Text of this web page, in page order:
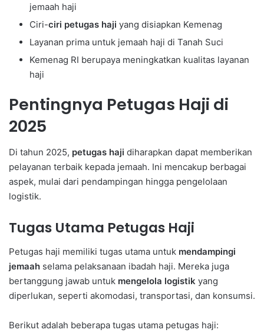
jemaah haji
Ciri-ciri petugas haji yang disiapkan Kemenag
Layanan prima untuk jemaah haji di Tanah Suci
Kemenag RI berupaya meningkatkan kualitas layanan
haji
Pentingnya Petugas Haji di
2025
Di tahun 2025, petugas haji diharapkan dapat memberikan
pelayanan terbaik kepada jemaah. Ini mencakup berbagai
aspek, mulai dari pendampingan hingga pengelolaan
logistik.
Tugas Utama Petugas Haji
Petugas haji memiliki tugas utama untuk mendampingi
jemaah selama pelaksanaan ibadah haji. Mereka juga
bertanggung jawab untuk mengelola logistik yang
diperlukan, seperti akomodasi, transportasi, dan konsumsi.
Berikut adalah beberapa tugas utama petugas haji: